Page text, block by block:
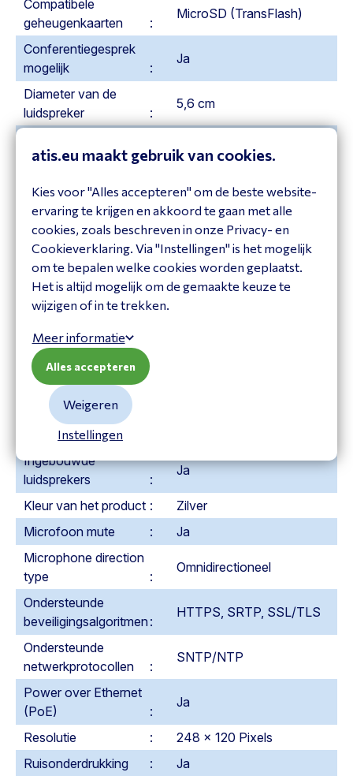
Compatibele
geheugenkaarten
MicroSD (TransFlash)
Conferentiegesprek
mogelijk
Ja
Diameter van de
luidspreker
5,6 cm
Ethernet interface
type
Ethernet LAN, data-
overdrachtsnelheden
10,100 Mbit/s
Geheugenkaartslot
Ja
Gesprek in de wacht
zetten
Ja
andere telefoon
omleiden
Huidig gesprek
opnemen
Ingebouwd display
Ingebouwde
luidsprekers
Ja
Kleur van het product
Zilver
Microfoon mute
Ja
Microphone direction
type
Omnidirectioneel
Ondersteunde
beveiligingsalgoritmen
HTTPS, SRTP, SSL/TLS
Ondersteunde
netwerkprotocollen
SNTP/NTP
Power over Ethernet
(PoE)
Ja
Resolutie
248 x 120 Pixels
Ruisonderdrukking
Ja
atis.eu maakt gebruik van cookies.
Kies voor "Alles accepteren" om de beste website-
ervaring te krijgen en akkoord te gaan met alle
cookies, zoals beschreven in onze Privacy- en
Cookieverklaring. Via "Instellingen" is het mogelijk
om te bepalen welke cookies worden geplaatst.
Het is altijd mogelijk om de gemaakte keuze te
wijzigen of in te trekken.
Meer informatie
Instellingen
Weigeren
Alles accepteren